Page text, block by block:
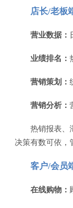
店长/老板
营业数据：
业绩排名：
营销策划：
营销分析：
热销报表、
决策有数可依，
客户/会员
在线购物：